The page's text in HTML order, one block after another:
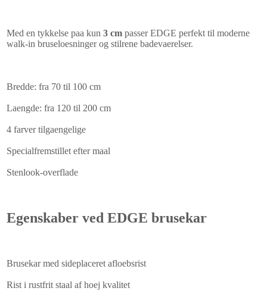
Med en tykkelse paa kun3 cm passer EDGE perfekt til moderne
walk-in bruseloesninger og stilrene badevaerelser.
Bredde: fra 70 til 100 cm
Laengde: fra 120 til 200 cm
4 farver tilgaengelige
Specialfremstillet efter maal
Stenlook-overflade
Egenskaber ved EDGE brusekar
Brusekar med sideplaceret afloebsrist
Rist i rustfrit staal af hoej kvalitet